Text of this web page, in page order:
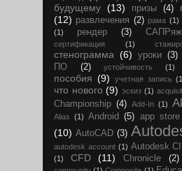
будущему (13) призы (4)
(12) развлечения (2) рама (1)
(1)
рендер (3)
сертификация (1)
стенограмма (6) уроки (3)
ПО
(2) устойчивость (1)
пособия (9) учетная запись
что нового (9) эскиз (1)
Championship (4) Add-In (1)
Alias (1) Android (5) app store
(10) AutoCAD (3)
autodesk account (1) Autodesk
(1)
CFD (11) Chronicle (2)